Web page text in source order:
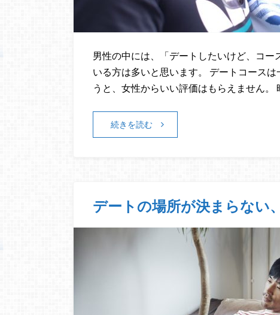
男性の中には、「デートしたいけど、コ
いる方は多いと思います。 デートコース
うと、女性からいい評価はもらえません。
続きを読む
デートの場所が決まらない